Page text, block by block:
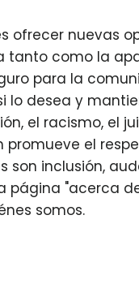
ofrecer nuevas
tanto como la
para la
lo desea y
el racismo, el
promueve el
son inclusión,
página "acerca
somos.